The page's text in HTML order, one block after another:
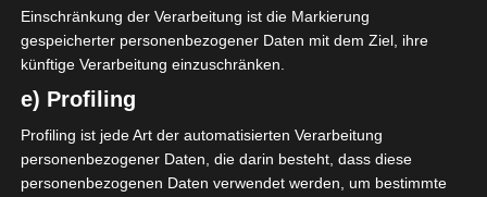
Einschränkung der Verarbeitung ist die Markierung
gespeicherter personenbezogener Daten mit dem Ziel, ihre
künftige Verarbeitung einzuschränken.
e) Profiling
Profiling ist jede Art der automatisierten Verarbeitung
personenbezogener Daten, die darin besteht, dass diese
personenbezogenen Daten verwendet werden, um bestimmte